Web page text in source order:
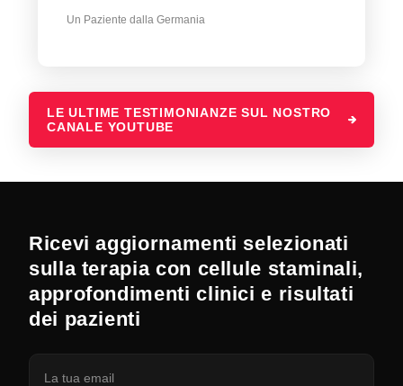
Un Paziente dalla Germania
LE ULTIME TESTIMONIANZE SUL NOSTRO
CANALE YOUTUBE
Ricevi aggiornamenti selezionati
sulla terapia con cellule staminali,
approfondimenti clinici e risultati
dei pazienti